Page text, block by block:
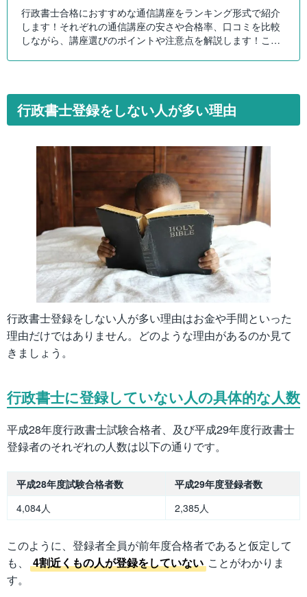
行政書士合格におすすめな通信講座をランキング形式で紹介
します！それぞれの通信講座の安さや合格率、口コミを比較
しながら、講座選びのポイントや注意点を解説します！これ
行政書士登録をしない人が多い理由
行政書士登録をしない人が多い理由はお金や手間といった
理由だけではありません。どのような理由があるのか見て
きましょう。
行政書士に登録していない人の具体的な人数
平成28年度行政書士試験合格者、及び平成29年度行政書士
登録者のそれぞれの人数は以下の通りです。
平成28年度試験合格者数
平成29年度登録者数
4,084人
2,385人
このように、登録者全員が前年度合格者であると仮定して
も、
4割近くもの人が登録をしていない ことがわかりま
す。